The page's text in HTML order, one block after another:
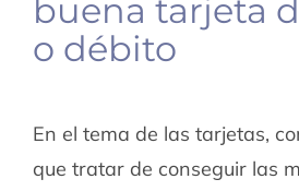
buena tarjeta
o débito
En el tema de las tarjetas,
que tratar de conseguir las